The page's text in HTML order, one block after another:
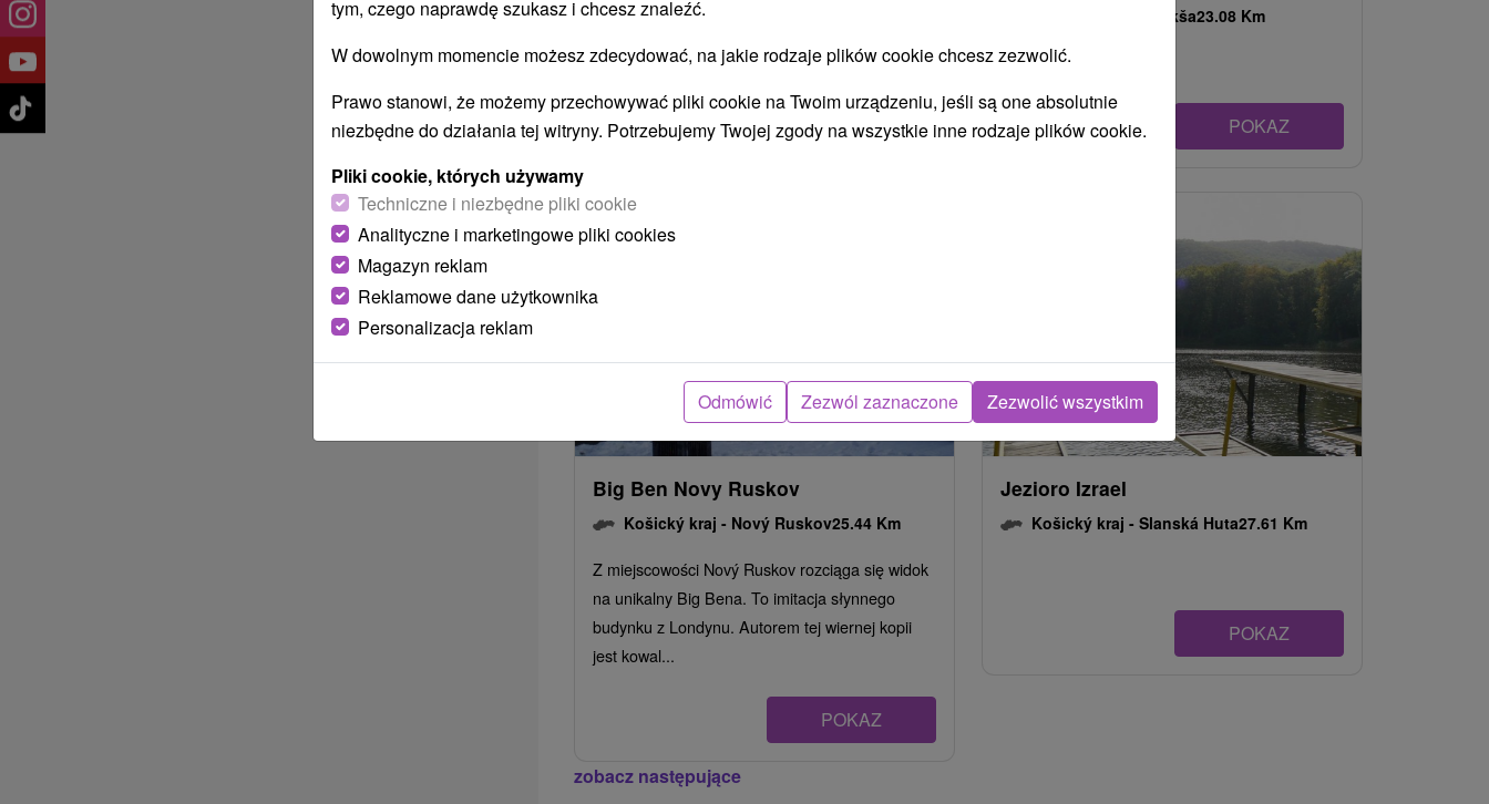
Ptrukša23.08 Km
POKAZ
Big Ben Novy Ruskov
Košický kraj - Nový Ruskov25.44 Km
Z miejscowości Nový Ruskov rozciąga się widok
na unikalny Big Bena. To imitacja słynnego
budynku z Londynu. Autorem tej wiernej kopii
jest kowal...
POKAZ
Jezioro Izrael
Košický kraj - Slanská Huta27.61 Km
POKAZ
zobacz następujące
tym, czego naprawdę szukasz i chcesz znaleźć.
W dowolnym momencie możesz zdecydować, na jakie rodzaje plików cookie chcesz zezwolić.
Prawo stanowi, że możemy przechowywać pliki cookie na Twoim urządzeniu, jeśli są one absolutnie
niezbędne do działania tej witryny. Potrzebujemy Twojej zgody na wszystkie inne rodzaje plików cookie.
Pliki cookie, których używamy
Techniczne i niezbędne pliki cookie
Analityczne i marketingowe pliki cookies
Magazyn reklam
Reklamowe dane użytkownika
Personalizacja reklam
Odmówić Zezwól zaznaczone Zezwolić wszystkim